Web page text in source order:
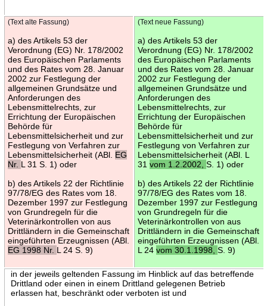
(Text alte Fassung)
a) des Artikels 53 der
Verordnung (EG) Nr. 178/2002
des Europäischen Parlaments
und des Rates vom 28. Januar
2002 zur Festlegung der
allgemeinen Grundsätze und
Anforderungen des
Lebensmittelrechts, zur
Errichtung der Europäischen
Behörde für
Lebensmittelsicherheit und zur
Festlegung von Verfahren zur
Lebensmittelsicherheit (ABl. EG
Nr. L 31 S. 1) oder
b) des Artikels 22 der Richtlinie
97/78/EG des Rates vom 18.
Dezember 1997 zur Festlegung
von Grundregeln für die
Veterinärkontrollen von aus
Drittländern in die Gemeinschaft
eingeführten Erzeugnissen (ABl.
EG 1998 Nr. L 24 S. 9)
(Text neue Fassung)
a) des Artikels 53 der
Verordnung (EG) Nr. 178/2002
des Europäischen Parlaments
und des Rates vom 28. Januar
2002 zur Festlegung der
allgemeinen Grundsätze und
Anforderungen des
Lebensmittelrechts, zur
Errichtung der Europäischen
Behörde für
Lebensmittelsicherheit und zur
Festlegung von Verfahren zur
Lebensmittelsicherheit (ABl. L
31 vom 1.2.2002, S. 1) oder
b) des Artikels 22 der Richtlinie
97/78/EG des Rates vom 18.
Dezember 1997 zur Festlegung
von Grundregeln für die
Veterinärkontrollen von aus
Drittländern in die Gemeinschaft
eingeführten Erzeugnissen (ABl.
L 24 vom 30.1.1998, S. 9)
in der jeweils geltenden Fassung im Hinblick auf das betreffende
Drittland oder einen in einem Drittland gelegenen Betrieb
erlassen hat, beschränkt oder verboten ist und